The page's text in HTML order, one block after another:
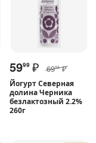
5999 ₽ 6999 ₽
Йогурт Северная
долина Черника
безлактозный 2.2%
260г